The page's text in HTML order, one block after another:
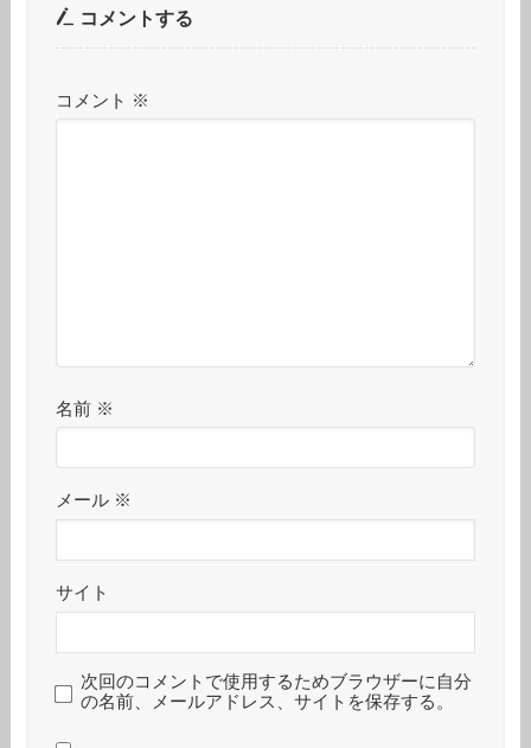
コメントする
コメント ※
名前 ※
メール ※
サイト
次回のコメントで使用するためブラウザーに自分
の名前、メールアドレス、サイトを保存する。